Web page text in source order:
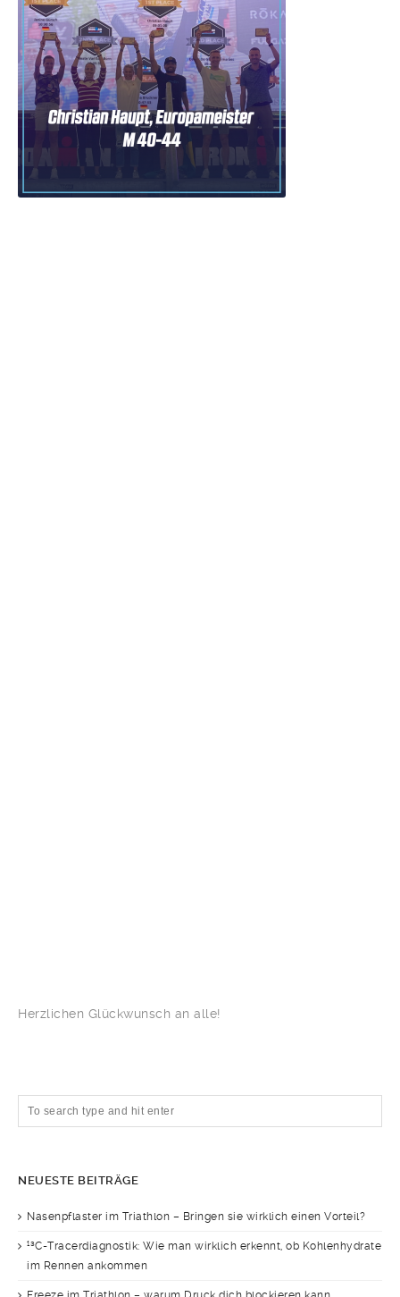
Herzlichen Glückwunsch an alle!
NEUESTE BEITRÄGE
Nasenpflaster im Triathlon – Bringen sie wirklich einen Vorteil?
¹³C-Tracerdiagnostik: Wie man wirklich erkennt, ob Kohlenhydrate
im Rennen ankommen